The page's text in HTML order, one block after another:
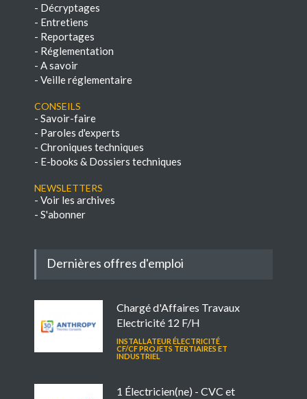
- Décryptages
- Entretiens
- Reportages
- Réglementation
- A savoir
- Veille réglementaire
Conseils
- Savoir-faire
- Paroles d'experts
- Chroniques techniques
- E-books & Dossiers techniques
NEWSLETTERS
- Voir les archives
- S'abonner
Dernières offres d'emploi
Chargé d'Affaires Travaux
Electricité 12 F/H
INSTALLATEUR ÉLECTRICITÉ
CF/CF PROJETS TERTIAIRES ET
INDUSTRIEL
1 Électricien(ne) - CVC et